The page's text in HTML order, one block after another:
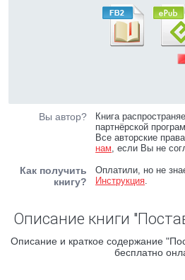
Вы автор?
Книга
партнёрской
Все авторские
нам, если Вы не
Как получить
книгу?
Оплатили, но не
Инструкция.
Описание книги
Описание и краткое содержание
бесплатно